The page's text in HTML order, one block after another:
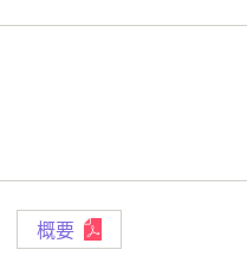
概要